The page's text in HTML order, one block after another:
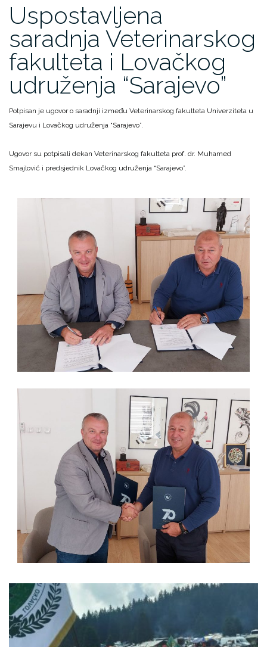
Uspostavljena
saradnja Veterinarskog
fakulteta i Lovačkog
udruženja “Sarajevo”
Potpisan je ugovor o saradnji između Veterinarskog fakulteta Univerziteta u
Sarajevu i Lovačkog udruženja “Sarajevo”.
Ugovor su potpisali dekan Veterinarskog fakulteta prof. dr. Muhamed
Smajlović i predsjednik Lovačkog udruženja “Sarajevo”.